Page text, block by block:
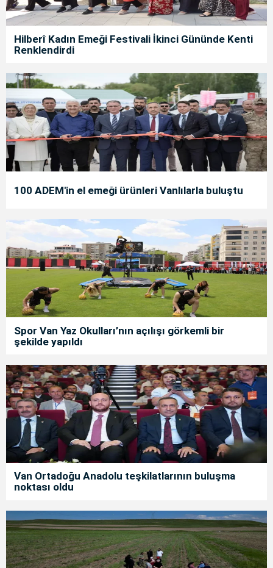
Hilberî Kadın Emeği Festivali İkinci Gününde Kenti
Renklendirdi
100 ADEM'in el emeği ürünleri Vanlılarla buluştu
Spor Van Yaz Okulları’nın açılışı görkemli bir
şekilde yapıldı
Van Ortadoğu Anadolu teşkilatlarının buluşma
noktası oldu